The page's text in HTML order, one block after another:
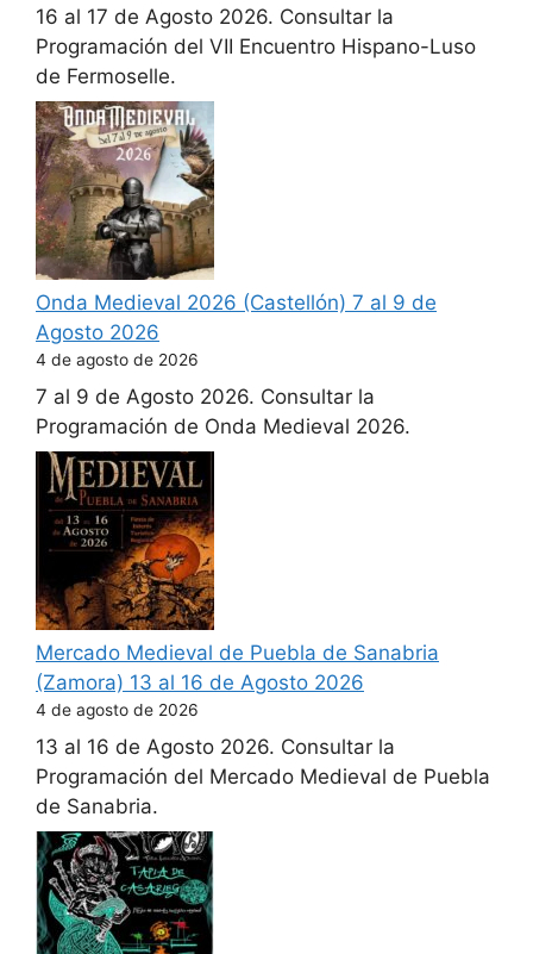
16 al 17 de Agosto 2026. Consultar la
Programación del VII Encuentro Hispano-Luso
de Fermoselle.
Onda Medieval 2026 (Castellón) 7 al 9 de
Agosto 2026
4 de agosto de 2026
7 al 9 de Agosto 2026. Consultar la
Programación de Onda Medieval 2026.
Mercado Medieval de Puebla de Sanabria
(Zamora) 13 al 16 de Agosto 2026
4 de agosto de 2026
13 al 16 de Agosto 2026. Consultar la
Programación del Mercado Medieval de Puebla
de Sanabria.